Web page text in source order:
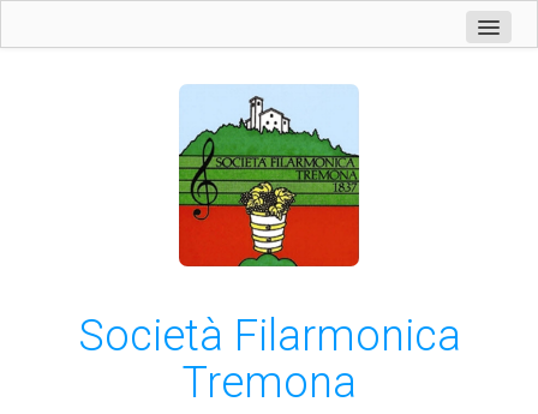
Società Filarmonica
Tremona